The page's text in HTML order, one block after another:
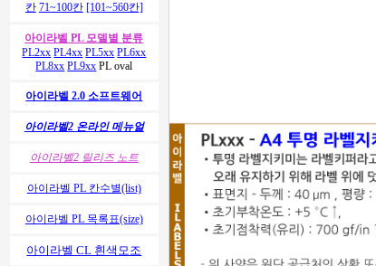
칸 71~100칸 [101~560칸]
아이라벨 PL 모델별 분류
PL2xx PL4xx PL5xx PL6xx
PL8xx PL9xx PL oval
아이라벨 2.0 소프트웨어
아이라벨2 온라인 메뉴얼
아이라벨2 릴리즈 노트
아이라벨 PL 칸수별(list)
아이라벨 PL 목록표(size)
아이라벨 CL 흰색모조